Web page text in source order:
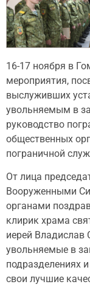
16-17 ноября в
мероприятия,
выслуживших
увольняемым в
руководство
общественных
пограничной
От лица
Вооруженными
органами
клирик храма
иерей Владислав
увольняемые в
подразделениях
свои лучшие